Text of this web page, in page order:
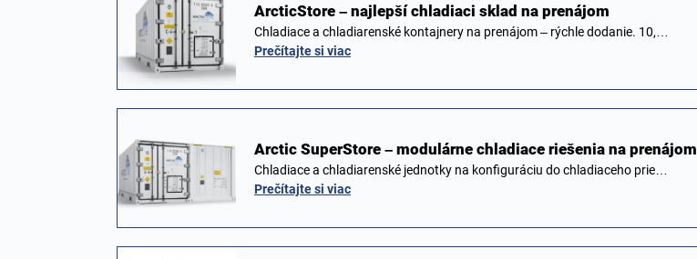
ArcticStore – najlepší chladiaci sklad na prenájom
Chladiace a chladiarenské kontajnery na prenájom – rýchle dodanie. 10,…
Prečítajte si viac
Arctic SuperStore – modulárne chladiace riešenia na prenájom
Chladiace a chladiarenské jednotky na konfiguráciu do chladiaceho prie…
Prečítajte si viac